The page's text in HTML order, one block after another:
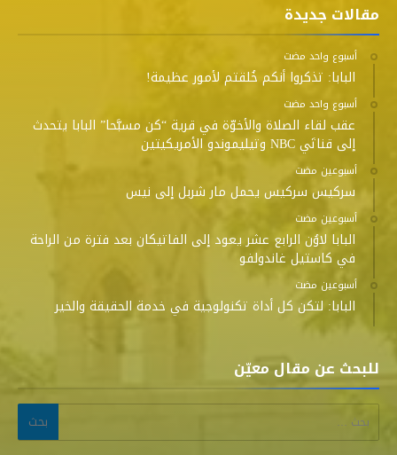
مقالات جديدة
‫‫‫‏‫أسبوع واحد مضت‬
البابا: تذكروا أنكم خُلقتم لأمور عظيمة!
‫‫‫‏‫أسبوع واحد مضت‬
عقب لقاء الصلاة والأخوّة في قرية “كن مسبَّحا” البابا يتحدث
إلى قناتَي NBC وتيليموندو الأمريكيتين
‫‫‫‏‫أسبوعين مضت‬
سركيس سركيس يحمل مار شربل إلى نيس
‫‫‫‏‫أسبوعين مضت‬
البابا لاوُن الرابع عشر يعود إلى الفاتيكان بعد فترة من الراحة
في كاستيل غاندولفو
‫‫‫‏‫أسبوعين مضت‬
البابا: لتكن كل أداة تكنولوجية في خدمة الحقيقة والخير
للبحث عن مقال معيّن
البحث عن: